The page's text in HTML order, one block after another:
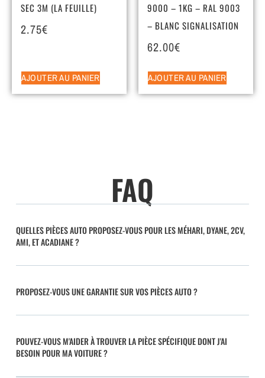
SEC 3M (LA FEUILLE)
2.75€
AJOUTER AU PANIER
9000 – 1KG – RAL 9003
– BLANC SIGNALISATION
62.00€
AJOUTER AU PANIER
FAQ
QUELLES PIÈCES AUTO PROPOSEZ-VOUS POUR LES MÉHARI, DYANE, 2CV,
AMI, ET ACADIANE ?
PROPOSEZ-VOUS UNE GARANTIE SUR VOS PIÈCES AUTO ?
POUVEZ-VOUS M'AIDER À TROUVER LA PIÈCE SPÉCIFIQUE DONT J'AI
BESOIN POUR MA VOITURE ?